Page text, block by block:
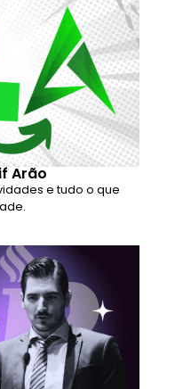
Arão
e tudo o que